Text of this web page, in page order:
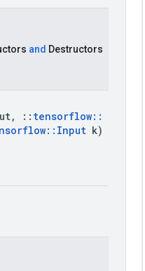
and Destructors
, :: tensorflow::
:: Input k)